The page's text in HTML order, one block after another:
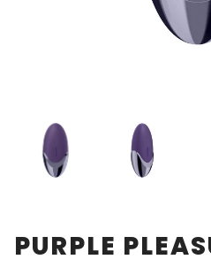
PURPLE